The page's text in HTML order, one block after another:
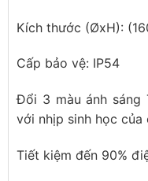
Kích thước (ØxH):
Cấp bảo vệ: IP54
Đổi 3 màu ánh sáng
với nhịp sinh học của
Tiết kiệm đến 90%